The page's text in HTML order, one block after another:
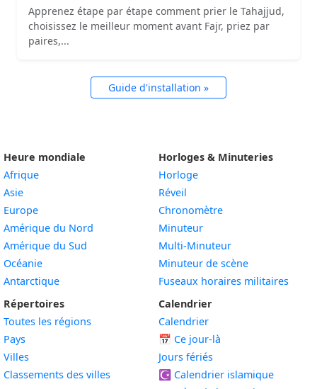
Apprenez étape par étape comment prier le Tahajjud,
choisissez le meilleur moment avant Fajr, priez par
paires,...
Guide d'installation »
Heure mondiale
Afrique
Asie
Europe
Amérique du Nord
Amérique du Sud
Océanie
Antarctique
Répertoires
Toutes les régions
Pays
Villes
Classements des villes
Horloges & Minuteries
Horloge
Réveil
Chronomètre
Minuteur
Multi-Minuteur
Minuteur de scène
Fuseaux horaires militaires
Calendrier
Calendrier
📅 Ce jour-là
Jours fériés
☪️ Calendrier islamique